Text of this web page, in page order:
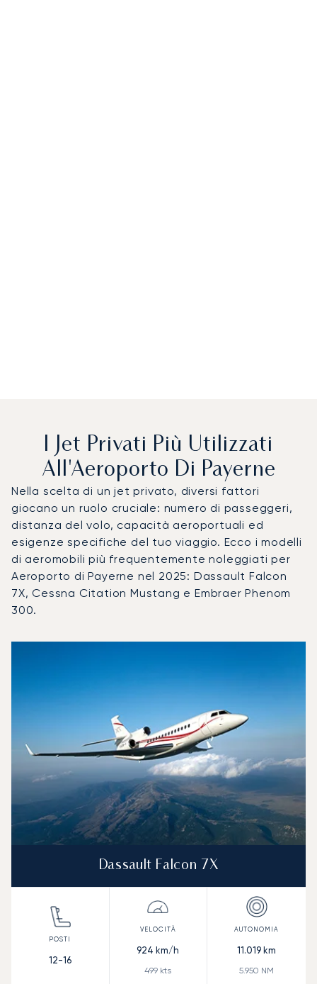
I Jet Privati Più Utilizzati
All'Aeroporto Di Payerne
Nella scelta di un jet privato, diversi fattori
giocano un ruolo cruciale: numero di passeggeri,
distanza del volo, capacità aeroportuali ed
esigenze specifiche del tuo viaggio. Ecco i modelli
di aeromobili più frequentemente noleggiati per
Aeroporto di Payerne nel 2025: Dassault Falcon
7X, Cessna Citation Mustang e Embraer Phenom
300.
Dassault Falcon 7X
12-16
924 km/h
499 kts
11.019 km
5.950 NM